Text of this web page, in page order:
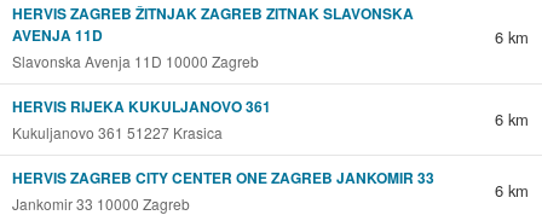
HERVIS ZAGREB ŽITNJAK ZAGREB ZITNAK SLAVONSKA
AVENJA 11D
Slavonska Avenja 11D 10000 Zagreb
6 km
HERVIS RIJEKA KUKULJANOVO 361
Kukuljanovo 361 51227 Krasica
6 km
HERVIS ZAGREB CITY CENTER ONE ZAGREB JANKOMIR 33
Jankomir 33 10000 Zagreb
6 km